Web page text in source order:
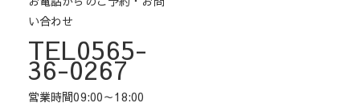
い合わせ
TEL0565-
36-0267
営業時間09:00～18:00